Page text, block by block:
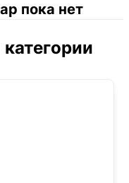
пока нет